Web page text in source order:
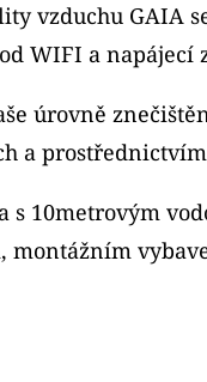
vzduchu GAIA
WIFI a napájecí
úrovně
a
s 10metrovým
montážním